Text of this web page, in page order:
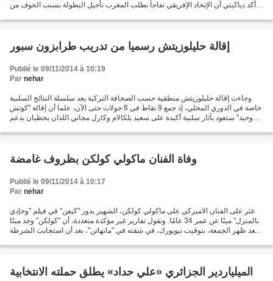
أكد دياكيتي أن الإتحاد الإفريقي تفاجأ بطلب المغرب تأجيل البطولة بسبب الخوف من
إقالة حليلوزيتش رسميا من تدريب طرابزون سبور
Publié le 09/11/2014 à 10:19
Par nehar
وجاءت إقالة حليلوزيتش منطقية حسب الصحافة التركية بعد سلسلة النتائج السلبية
خاصة في الدوري المحلي، إذ جمع 9 نقاط في 8 جولات حتى الآن، علما أن إقالة "كوتش
وحيد" ستعود بآثار سلبية أكيدة على سعيد بلكالام وكارل مجاني اللذان يحظيان بدعم
وفاة الفنان ماكولي كولكن بظروف غامضة
Publié le 09/11/2014 à 10:17
Par nehar
عثر على الفنان الاميركي على ماكولي كولكن، الشهير بدور "كيفن" في فيلم "وحإدي
بالمنزل" ميتًا عن عمر 34 عامًا. وتقول تقارير غير مؤكدة متعددة، أن "كولكن" وجد ميتًا
بعد ظهر الجمعة، بتوقيت نيويورك، في شقته في "مانهاتن"، بعد أن استجابت الشرطة
الميلياردير الجزائري «علي حداد» يطلق حملته الانتخابية